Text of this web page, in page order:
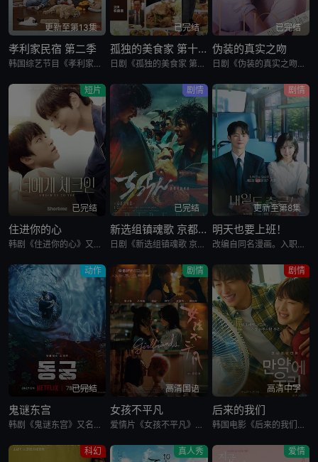
更新至第13集
孝利家民宿 第二季
韩国综艺节目《孝利家民宿 第二季》又名：효리네 민박2，讲述了：《孝利家民宿 第二季》继续讲述李尚顺、李孝利夫妇在自家民宿接待客人的故事，本季将展现冬季济州岛的美景，而民宿新职员林允儿和短期兼职生朴宝
已完结
孤独的美食家 第十一季
日剧《孤独的美食家 第十一季》又名：孤独のグルメ Season11，讲述了：《孤独的美食家》 第11季宣布回归，定档4月3日开播。这也是继2022年10月第10季播出以来，该系列时隔三年半再次推出新一
已完结
伪装的真实之吻
日剧《伪装的真实之吻》又名：Fake Fact Lips,フェイクファクトリップス，讲述了：四谷良与志藤全自高中时代起便是竞争对手，如今又成为营业部同期。同样优秀的两人，从成绩、运动到情人节巧克力数量
短片
已完结
住进你的心
韩剧《住进你的心》又名：Check In To You,너에게 체크인，讲述了：一位是完美主义、以利益为重的冷酷CEO车道京，他计划卖掉一间充满魅力的民宿；另一位是感性、温柔且深爱这个民宿的经理尹智梧
剧情
已完结
新选组镇魂歌 京都决战篇
日剧《新选组镇魂歌 京都决战篇》又名：ちるらん 新撰組鎮魂歌 配信ドラマ,ちるらん 新撰組鎮魂歌 京都決戦篇，讲述了：幕末的江户，终日打架斗殴、被称作“刺头”的土方岁三，与近藤勇、山南敬助、冲田总司等
剧情
更新至第8集
明天也要上班！
改编自同名漫画。入职五年的智允在无聊的公司生活中与公司最挑剔的男上司时宇纠缠在了一起，甚至以不想结婚为由而逃跑的前男友秋天出现了...
动作
已完结
鬼谜东宫
韩剧《鬼谜东宫》又名：东宫,East Palace,동궁，讲述了：讲述拥有穿梭于灵界能力的具天（南柱赫 饰）和能听见死者声音的宫女生姜（卢允瑞 饰）被王（曹承佑 饰）召见，以揭开笼罩在世子宫中的诅咒的
剧情
高清国语
女孩不平凡
爱情片《女孩不平凡》又名：Girlfriends，讲述了：17岁的欣，身处去哪都不超过三十分钟的澳门。她的生活平凡，直到遇见学姐菲才开始思考自己是否可以过更多姿多彩的生活。22岁时，她在台湾就读新闻系
剧情
高清中字
后来的我们
韩国电影《后来的我们》又名：之后的我们(台),后来的我们韩国版,Once We Were Us,만약에 우리，讲述了：在开往家乡的客运上，恩浩（具教焕 饰）遇见了休学后下定决心要前往某处的正媛（文佳煐
科幻 真人秀 爱情